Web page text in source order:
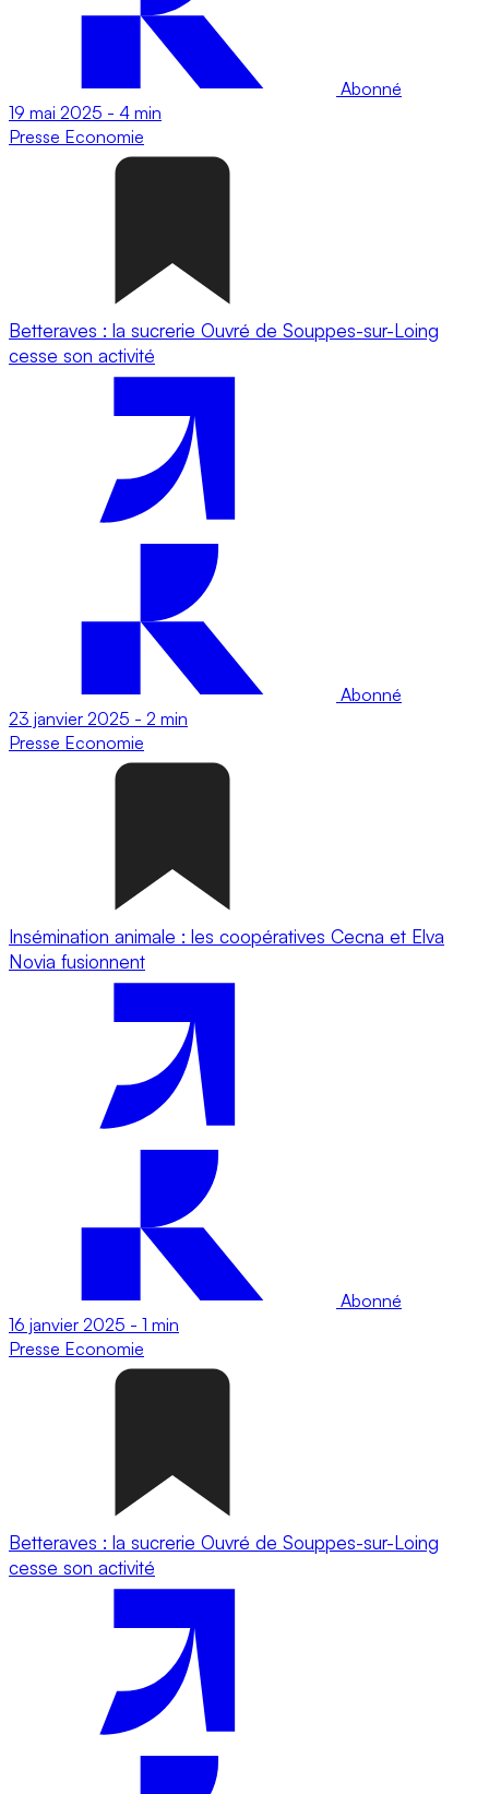
Abonné
19 mai 2025 - 4 min
Presse Economie
Betteraves : la sucrerie Ouvré de Souppes-sur-Loing
cesse son activité
Abonné
23 janvier 2025 - 2 min
Presse Economie
Insémination animale : les coopératives Cecna et Elva
Novia fusionnent
Abonné
16 janvier 2025 - 1 min
Presse Economie
Betteraves : la sucrerie Ouvré de Souppes-sur-Loing
cesse son activité